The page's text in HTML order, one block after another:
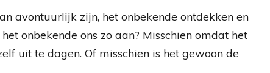
avontuurlijk zijn, het onbekende ontdekken en
onbekende ons zo aan? Misschien omdat het
uit te dagen. Of misschien is het gewoon de